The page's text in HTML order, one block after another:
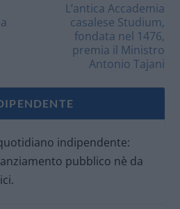
L’antica Accademia
casalese Studium,
fondata nel 1476,
premia il Ministro
Antonio Tajani
indipendente:
pubblico nè da